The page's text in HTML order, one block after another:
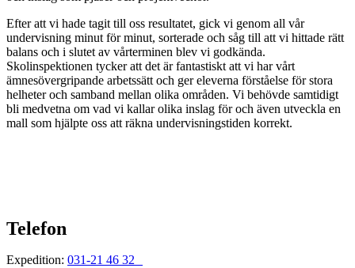
Efter att vi hade tagit till oss resultatet, gick vi genom all vår
undervisning minut för minut, sorterade och såg till att vi hittade rätt
balans och i slutet av vårterminen blev vi godkända.
Skolinspektionen tycker att det är fantastiskt att vi har vårt
ämnesövergripande arbetssätt och ger eleverna förståelse för stora
helheter och samband mellan olika områden. Vi behövde samtidigt
bli medvetna om vad vi kallar olika inslag för och även utveckla en
mall som hjälpte oss att räkna undervisningstiden korrekt.
Telefon
Expedition: 031-21 46 32